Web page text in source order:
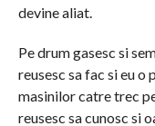
devine aliat.
Pe drum gasesc si
reusesc sa fac si eu
masinilor catre trec
reusesc sa cunosc si